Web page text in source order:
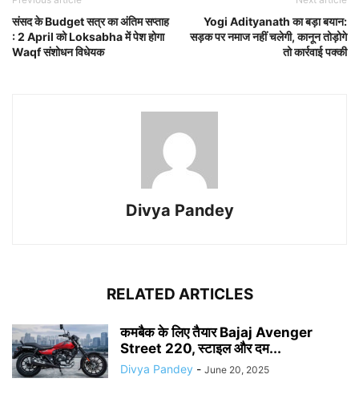
संसद के Budget सत्र का अंतिम सप्ताह
: 2 April को Loksabha में पेश होगा
Waqf संशोधन विधेयक
Yogi Adityanath का बड़ा बयान:
सड़क पर नमाज नहीं चलेगी, कानून तोड़ोगे
तो कार्रवाई पक्की
Divya Pandey
RELATED ARTICLES
कमबैक के लिए तैयार Bajaj Avenger
Street 220, स्टाइल और दम...
Divya Pandey - June 20, 2025